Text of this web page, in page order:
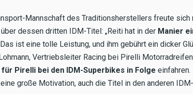
Mannschaft des Traditionsherstellers freute
dessen dritten IDM-Titel: „Reiti hat in der Manier
ist eine tolle Leistung, und ihm gebührt ein dicker
Vertriebsleiter Racing bei Pirelli
Pirelli bei den IDM-Superbikes in Folge
große Motivation, auch die Titel in den anderen